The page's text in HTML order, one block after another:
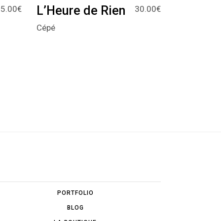
€ L’Heure de Rien 30.00€
Cépé
PORTFOLIO
BLOG